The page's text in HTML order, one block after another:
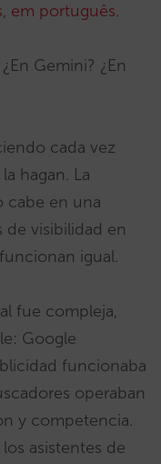
, em português.
Gemini? ¿En
cada vez
hagan. La
cabe en una
de visibilidad en
igual.
fue compleja,
Google
funcionaba
operaban
y competencia.
asistentes de